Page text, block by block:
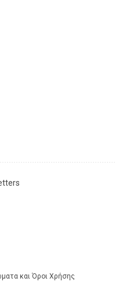
και Όροι Χρήσης